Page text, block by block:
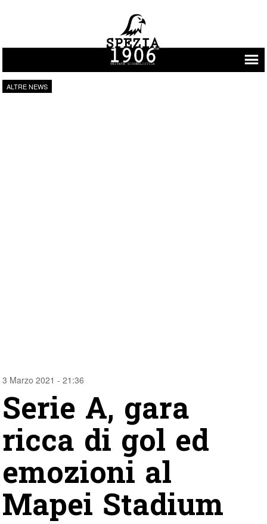
Vai al contenuto
ALTRE NEWS
3 Marzo 2021 - 21:36
Serie A, gara
ricca di gol ed
emozioni al
Mapei Stadium